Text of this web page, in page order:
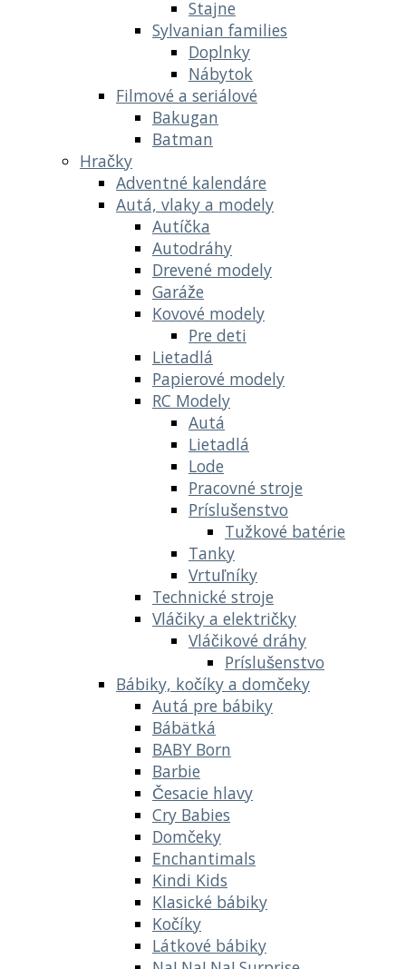
Stajne
Sylvanian families
Doplnky
Nábytok
Filmové a seriálové
Bakugan
Batman
Hračky
Adventné kalendáre
Autá, vlaky a modely
Autíčka
Autodráhy
Drevené modely
Garáže
Kovové modely
Pre deti
Lietadlá
Papierové modely
RC Modely
Autá
Lietadlá
Lode
Pracovné stroje
Príslušenstvo
Tužkové batérie
Tanky
Vrtuľníky
Technické stroje
Vláčiky a električky
Vláčikové dráhy
Príslušenstvo
Bábiky, kočíky a domčeky
Autá pre bábiky
Bábätká
BABY Born
Barbie
Česacie hlavy
Cry Babies
Domčeky
Enchantimals
Kindi Kids
Klasické bábiky
Kočíky
Látkové bábiky